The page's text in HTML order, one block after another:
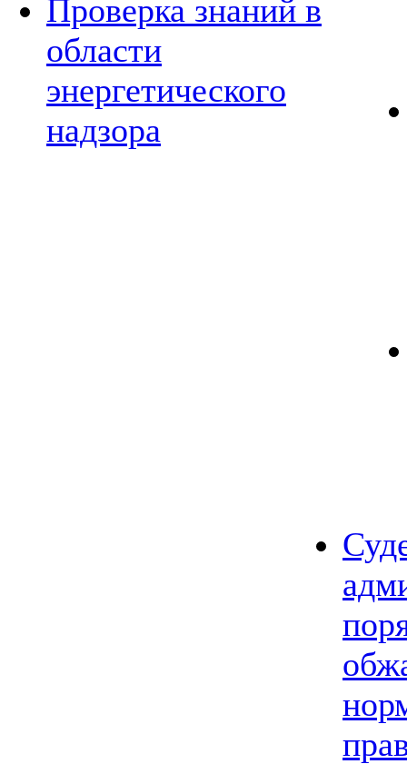
Проверка знаний в
области
энергетического
надзора